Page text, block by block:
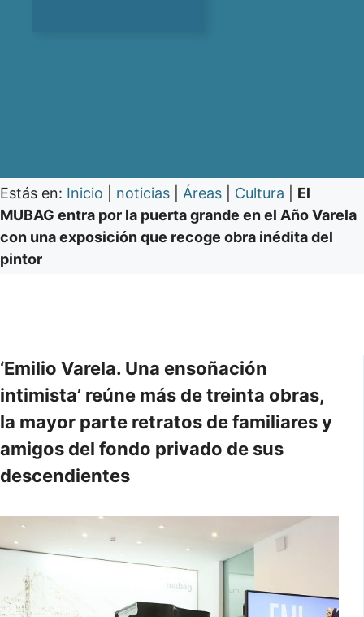
Estás en: Inicio noticias Áreas Cultura
El
MUBAG entra por la puerta grande en el Año Varela
con una exposición que recoge obra inédita del
pintor
‘Emilio Varela. Una ensoñación
intimista’ reúne más de treinta obras,
la mayor parte retratos de familiares y
amigos del fondo privado de sus
descendientes